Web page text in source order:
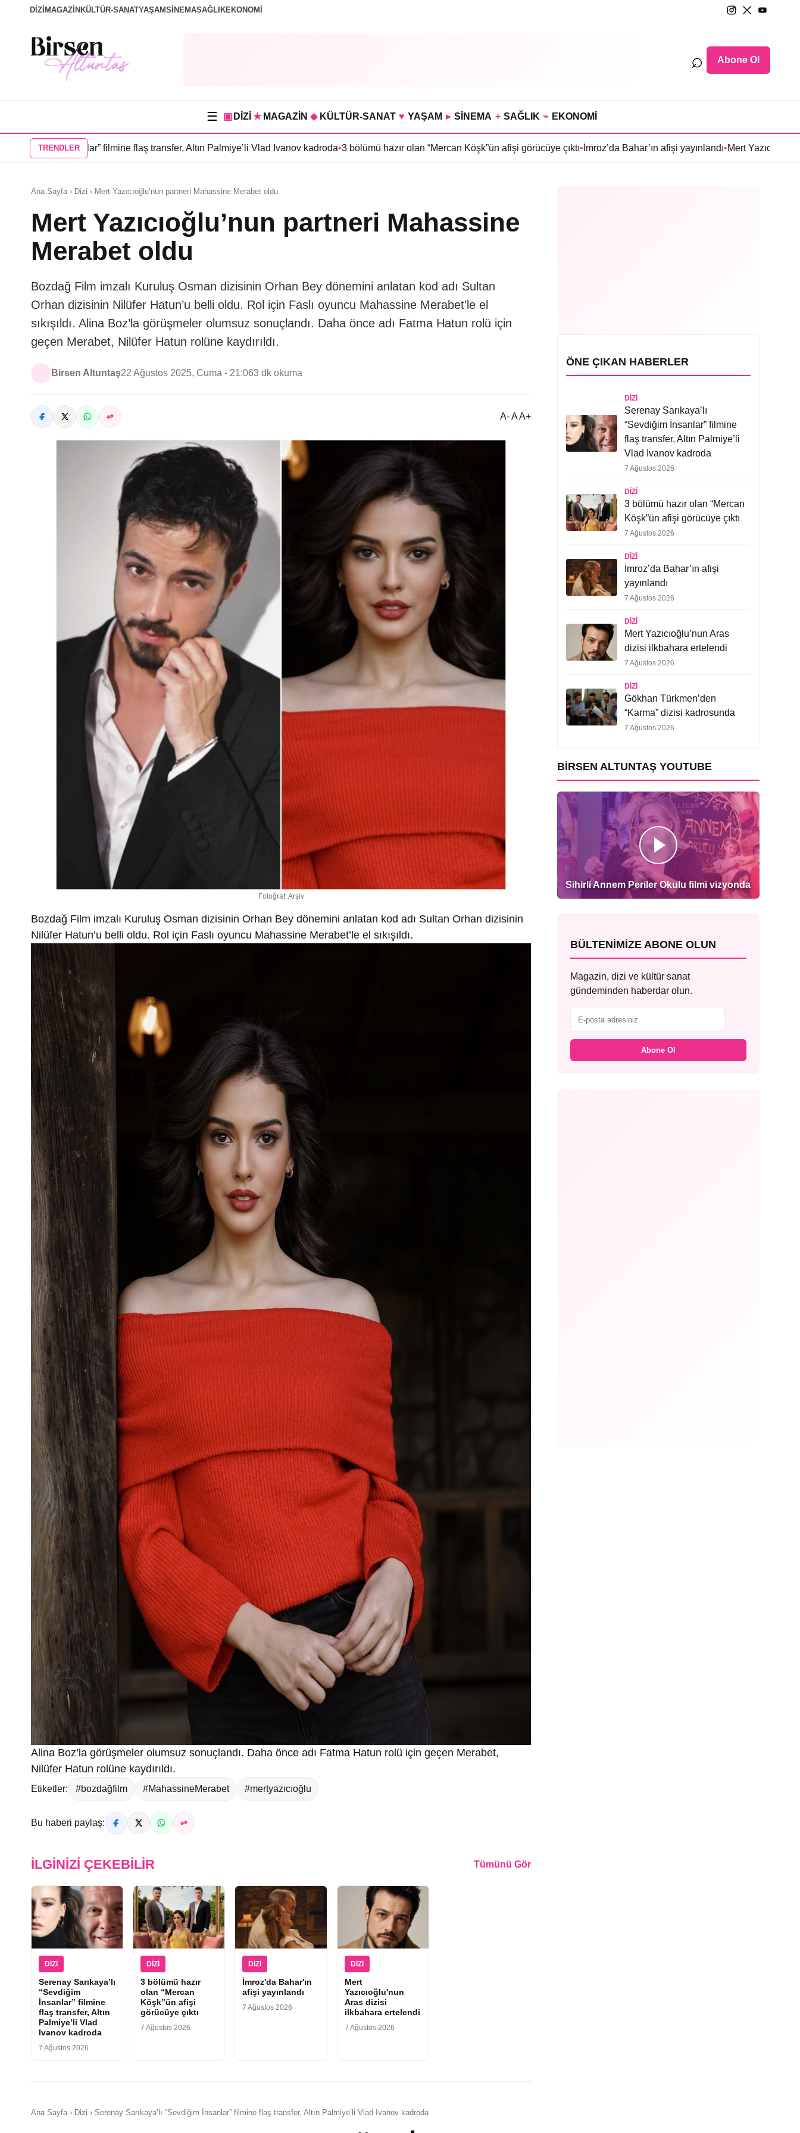
DİZİ MAGAZİN KÜLTÜR-SANATYAŞAMSİNEMASAĞLIKEKONOMİ
⌕ Abone Ol
☰ ▣ DİZİ ★ MAGAZİN ◆ KÜLTÜR-SANAT ♥ YAŞAM ▸ SİNEMA + SAĞLIK ⌁ EKONOMİ
TRENDLER
İnsanlar” filmine flaş transfer, Altın Palmiye’li Vlad Ivanov kadroda•3 bölümü hazır olan “Mercan Köşk”ün afişi görücüye çıktı•İmroz’da Bahar’ın afişi yayınlandı• Mert Yazıcıoğlu’nun Aras
Ana Sayfa › Dizi › Mert Yazıcıoğlu’nun partneri Mahassine Merabet oldu
Mert Yazıcıoğlu’nun partneri Mahassine
Merabet oldu
Bozdağ Film imzalı Kuruluş Osman dizisinin Orhan Bey dönemini anlatan kod adı Sultan
Orhan dizisinin Nilüfer Hatun’u belli oldu. Rol için Faslı oyuncu Mahassine Merabet’le el
sıkışıldı. Alina Boz’la görüşmeler olumsuz sonuçlandı. Daha önce adı Fatma Hatun rolü için
geçen Merabet, Nilüfer Hatun rolüne kaydırıldı.
Birsen Altuntaş22 Ağustos 2025, Cuma - 21:063 dk okuma
A- A A+
Fotoğraf: Arşiv
Bozdağ Film imzalı Kuruluş Osman dizisinin Orhan Bey dönemini anlatan kod adı Sultan Orhan dizisinin
Nilüfer Hatun’u belli oldu. Rol için Faslı oyuncu Mahassine Merabet’le el sıkışıldı.
Alina Boz’la görüşmeler olumsuz sonuçlandı. Daha önce adı Fatma Hatun rolü için geçen Merabet,
Nilüfer Hatun rolüne kaydırıldı.
Etiketler: #bozdağfilm #MahassineMerabet #mertyazıcıoğlu
Bu haberi paylaş:
İLGINIZI ÇEKEBILIR Tümünü Gör
DIZI
Serenay Sarıkaya’lı
“Sevdiğim
İnsanlar” filmine
flaş transfer, Altın
Palmiye’li Vlad
Ivanov kadroda
7 Ağustos 2026
DIZI
3 bölümü hazır
olan “Mercan
Köşk”ün afişi
görücüye çıktı
7 Ağustos 2026
DIZI
İmroz'da Bahar'ın
afişi yayınlandı
7 Ağustos 2026
DIZI
Mert
Yazıcıoğlu'nun
Aras dizisi
ilkbahara ertelendi
7 Ağustos 2026
Ana Sayfa › Dizi › Serenay Sarıkaya’lı “Sevdiğim İnsanlar” filmine flaş transfer, Altın Palmiye’li Vlad Ivanov kadroda
ÖNE ÇIKAN HABERLER
DIZI
Serenay Sarıkaya’lı
“Sevdiğim İnsanlar” filmine
flaş transfer, Altın Palmiye’li
Vlad Ivanov kadroda
7 Ağustos 2026
DIZI
3 bölümü hazır olan “Mercan
Köşk”ün afişi görücüye çıktı
7 Ağustos 2026
DIZI
İmroz’da Bahar’ın afişi
yayınlandı
7 Ağustos 2026
DIZI
Mert Yazıcıoğlu’nun Aras
dizisi ilkbahara ertelendi
7 Ağustos 2026
DIZI
Gökhan Türkmen’den
“Karma” dizisi kadrosunda
7 Ağustos 2026
BIRSEN ALTUNTAŞ YOUTUBE
Sihirli Annem Periler Okulu filmi vizyonda
BÜLTENIMIZE ABONE OLUN
Magazin, dizi ve kültür sanat
gündeminden haberdar olun.
Abone Ol